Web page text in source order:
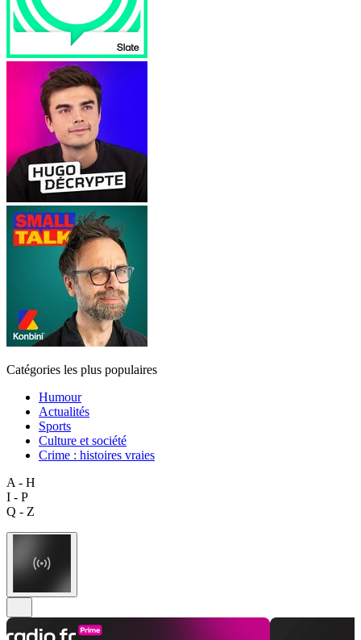
Catégories les plus populaires
Humour
Actualités
Sports
Culture et société
Crime : histoires vraies
A - H
I - P
Q - Z